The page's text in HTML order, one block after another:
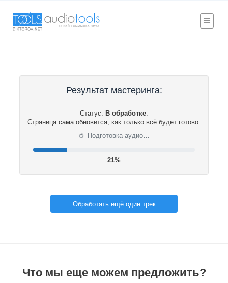
Результат мастеринга:
Статус: В обработке.
Страница сама обновится, как только всё будет готово.
⟳ Подготовка аудио…
22%
Обработать ещё один трек
Что мы еще можем предложить?